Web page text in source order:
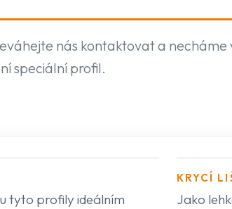
nás kontaktovat a necháme
speciální profil.
tyto profily ideálním
KRYCÍ
Jako